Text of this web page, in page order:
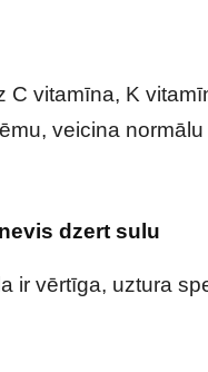
C vitamīna, K
veicina
dzert sulu
ir vērtīga, uztura